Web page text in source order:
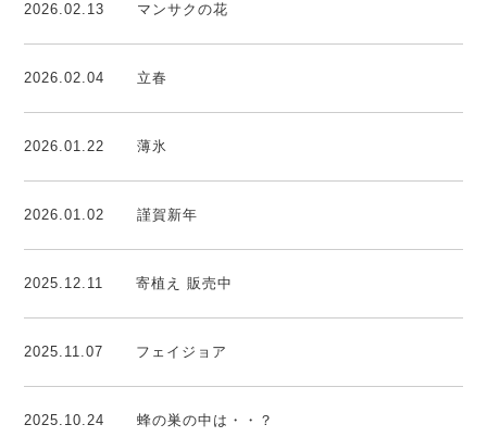
2026.02.13 マンサクの花
2026.02.04 立春
2026.01.22 薄氷
2026.01.02 謹賀新年
2025.12.11 寄植え 販売中
2025.11.07 フェイジョア
2025.10.24 蜂の巣の中は・・？